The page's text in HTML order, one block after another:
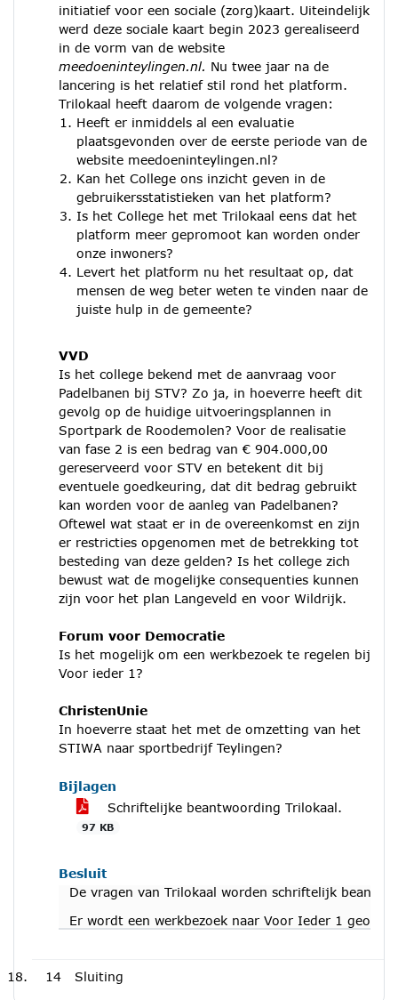
initiatief voor een sociale (zorg)kaart. Uiteindelijk
werd deze sociale kaart begin 2023 gerealiseerd
in de vorm van de website
meedoeninteylingen.nl. Nu twee jaar na de
lancering is het relatief stil rond het platform.
Trilokaal heeft daarom de volgende vragen:
Heeft er inmiddels al een evaluatie
plaatsgevonden over de eerste periode van de
website meedoeninteylingen.nl?
Kan het College ons inzicht geven in de
gebruikersstatistieken van het platform?
Is het College het met Trilokaal eens dat het
platform meer gepromoot kan worden onder
onze inwoners?
Levert het platform nu het resultaat op, dat
mensen de weg beter weten te vinden naar de
juiste hulp in de gemeente?
VVD
Is het college bekend met de aanvraag voor
Padelbanen bij STV? Zo ja, in hoeverre heeft dit
gevolg op de huidige uitvoeringsplannen in
Sportpark de Roodemolen? Voor de realisatie
van fase 2 is een bedrag van € 904.000,00
gereserveerd voor STV en betekent dit bij
eventuele goedkeuring, dat dit bedrag gebruikt
kan worden voor de aanleg van Padelbanen?
Oftewel wat staat er in de overeenkomst en zijn
er restricties opgenomen met de betrekking tot
besteding van deze gelden? Is het college zich
bewust wat de mogelijke consequenties kunnen
zijn voor het plan Langeveld en voor Wildrijk.
Forum voor Democratie
Is het mogelijk om een werkbezoek te regelen bij
Voor ieder 1?
ChristenUnie
In hoeverre staat het met de omzetting van het
STIWA naar sportbedrijf Teylingen?
Bijlagen
Schriftelijke beantwoording Trilokaal.
97 KB
Besluit
De vragen van Trilokaal worden schriftelijk
Er wordt een werkbezoek naar Voor Ieder 1
14 Sluiting